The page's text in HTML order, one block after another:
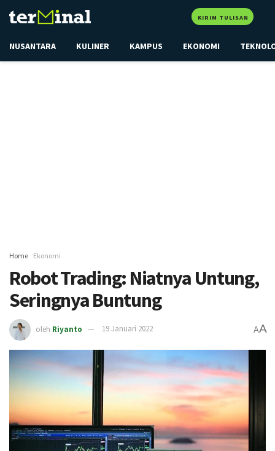
KIRIM TULISAN
NUSANTARA KULINER KAMPUS EKONOMI
Home Ekonomi
Robot Trading: Niatnya Untung,
Seringnya Buntung
oleh Riyanto 19 Januari 2022 AA